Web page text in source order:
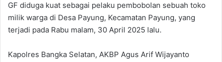
GF diduga kuat sebagai pelaku pembobolan sebuah toko
milik warga di Desa Payung, Kecamatan Payung, yang
terjadi pada Rabu malam, 30 April 2025 lalu.
Kapolres Bangka Selatan, AKBP Agus Arif Wijayanto